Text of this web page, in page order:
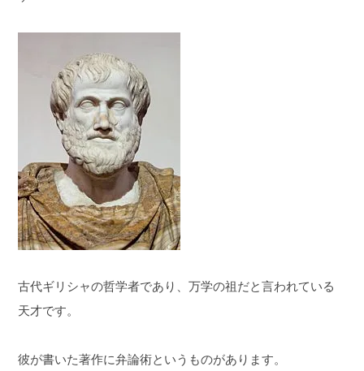
古代ギリシャの哲学者であり、万学の祖だと言われている
天才です。
彼が書いた著作に弁論術というものがあります。